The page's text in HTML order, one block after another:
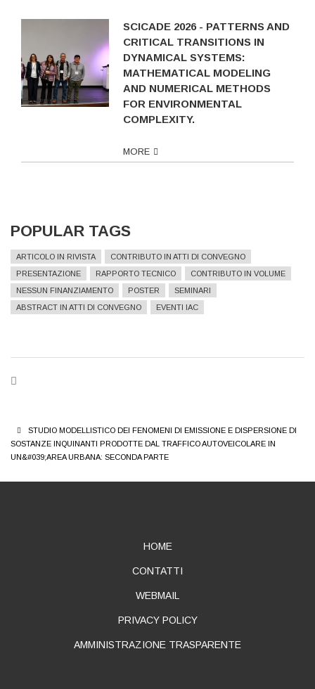
SCICADE 2026 - PATTERNS AND
CRITICAL TRANSITIONS IN
DYNAMICAL SYSTEMS:
MATHEMATICAL MODELING
AND NUMERICAL METHODS
FOR ENVIRONMENTAL
COMPLEXITY.
MORE
POPULAR TAGS
ARTICOLO IN RIVISTA
CONTRIBUTO IN ATTI DI CONVEGNO
PRESENTAZIONE
RAPPORTO TECNICO
CONTRIBUTO IN VOLUME
NESSUN FINANZIAMENTO
POSTER
SEMINARI
ABSTRACT IN ATTI DI CONVEGNO
EVENTI IAC
BREADCRUMB
STUDIO MODELLISTICO DEI FENOMENI DI EMISSIONE E DISPERSIONE DI
SOSTANZE INQUINANTI PRODOTTE DAL TRAFFICO AUTOVEICOLARE IN
UN&#039;AREA URBANA: SECONDA PARTE
HOME
CONTATTI
WEBMAIL
PRIVACY POLICY
AMMINISTRAZIONE TRASPARENTE